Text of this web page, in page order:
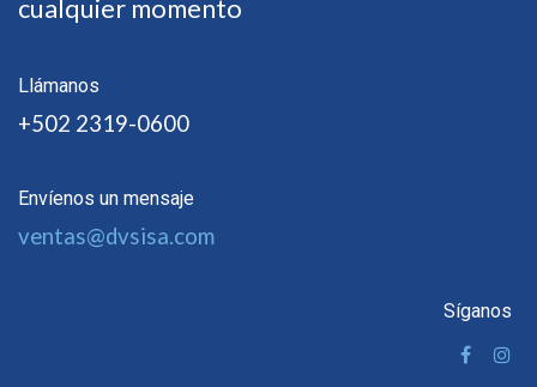
cualquier momento
Llámanos
+502 2319-0600
Envíenos un mensaje
ventas@dvsisa.com
Síganos